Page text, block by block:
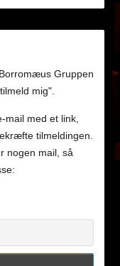
Gruppen
mig".
mail med et link,
tilmeldingen.
nogen mail, så